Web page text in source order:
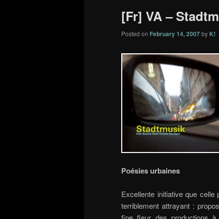
[Fr] VA –
Posted on February 14, 2007by K!
Poésies urbaines
Excellente initiative que
terriblement attrayant :